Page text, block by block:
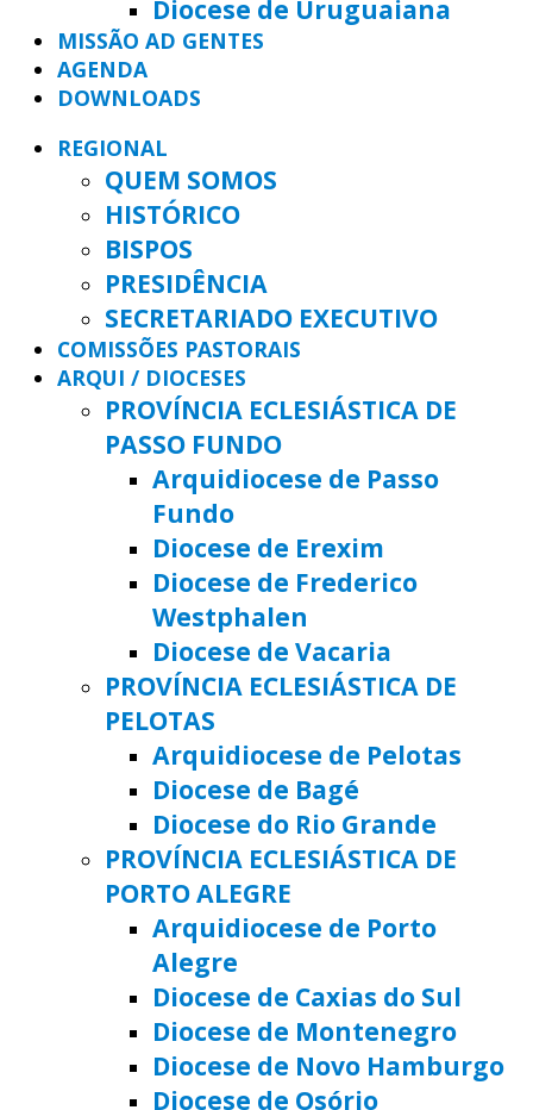
Diocese de Uruguaiana
MISSÃO AD GENTES
AGENDA
DOWNLOADS
REGIONAL
QUEM SOMOS
HISTÓRICO
BISPOS
PRESIDÊNCIA
SECRETARIADO EXECUTIVO
COMISSÕES PASTORAIS
ARQUI / DIOCESES
PROVÍNCIA ECLESIÁSTICA DE
PASSO FUNDO
Arquidiocese de Passo
Fundo
Diocese de Erexim
Diocese de Frederico
Westphalen
Diocese de Vacaria
PROVÍNCIA ECLESIÁSTICA DE
PELOTAS
Arquidiocese de Pelotas
Diocese de Bagé
Diocese do Rio Grande
PROVÍNCIA ECLESIÁSTICA DE
PORTO ALEGRE
Arquidiocese de Porto
Alegre
Diocese de Caxias do Sul
Diocese de Montenegro
Diocese de Novo Hamburgo
Diocese de Osório